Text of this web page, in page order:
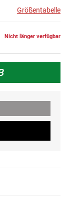
Größentabelle
Nicht länger verfügbar